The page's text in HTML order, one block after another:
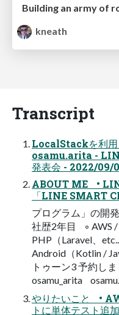
Building an army of
kneath
Transcript
LocalStackを利
osamu.arita -
発表会 - 2022/09/
ABOUT ME •
「LINE SMART
プログラム」の開
社歴2年目 ◦ AWS /
PHP（Laravel、
Android（Kotlin /
トゥーン3 予約し
osamu_arita
やりたいこと •
トに単体テスト追